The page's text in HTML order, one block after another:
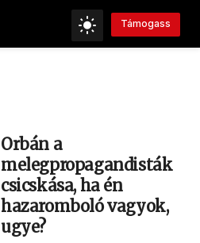
Támogass
Orbán a
melegpropagandisták
csicskása, ha én
hazaromboló vagyok,
ugye?